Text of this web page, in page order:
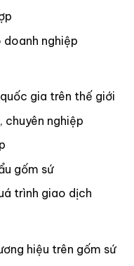
doanh nghiệp
gia trên thế giới
chuyên nghiệp
gốm sứ
trình giao dịch
hiệu trên gốm sứ